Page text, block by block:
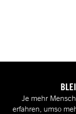
Je mehr
erfahren, umso